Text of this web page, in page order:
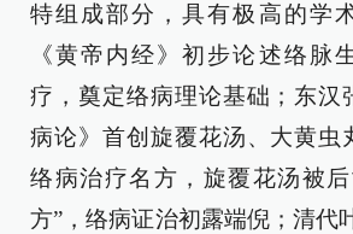
特组成部分，具有极高的学
《黄帝内经》初步论述络脉
疗，奠定络病理论基础；东汉
病论》首创旋覆花汤、大黄虫
络病治疗名方，旋覆花汤被
方”，络病证治初露端倪；清代